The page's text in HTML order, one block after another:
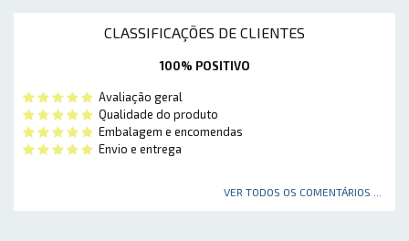
CLASSIFICAÇÕES DE CLIENTES
100% POSITIVO
Avaliação geral
Qualidade do produto
Embalagem e encomendas
Envio e entrega
VER TODOS OS COMENTÁRIOS ...